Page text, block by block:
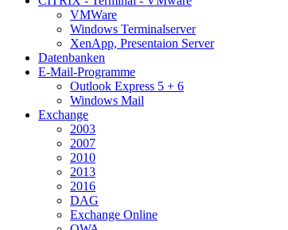
VMWare
Windows Terminalserver
XenApp, Presentaion Server
Datenbanken
E-Mail-Programme
Outlook Express 5 + 6
Windows Mail
Exchange
2003
2007
2010
2013
2016
DAG
Exchange Online